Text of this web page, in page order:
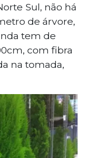
Sul, não há
de árvore,
tem de
com fibra
na tomada,